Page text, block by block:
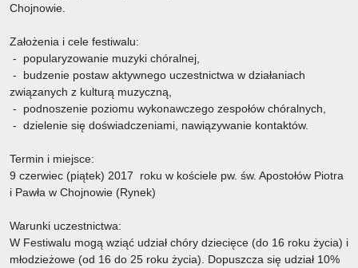
Chojnowie.
Założenia i cele festiwalu:
- popularyzowanie muzyki chóralnej,
- budzenie postaw aktywnego uczestnictwa w działaniach
związanych z kulturą muzyczną,
- podnoszenie poziomu wykonawczego zespołów chóralnych,
- dzielenie się doświadczeniami, nawiązywanie kontaktów.
Termin i miejsce:
9 czerwiec (piątek) 2017 roku w kościele pw. św. Apostołów Piotra
i Pawła w Chojnowie (Rynek)
Warunki uczestnictwa:
W Festiwalu mogą wziąć udział chóry dziecięce (do 16 roku życia) i
młodzieżowe (od 16 do 25 roku życia). Dopuszcza się udział 10%